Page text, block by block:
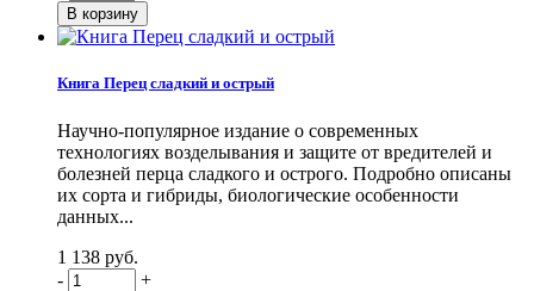
Книга Перец сладкий и острый
Научно-популярное издание о современных
технологиях возделывания и защите от вредителей и
болезней перца сладкого и острого. Подробно описаны
их сорта и гибриды, биологические особенности
данных...
1 138 руб.
-
+